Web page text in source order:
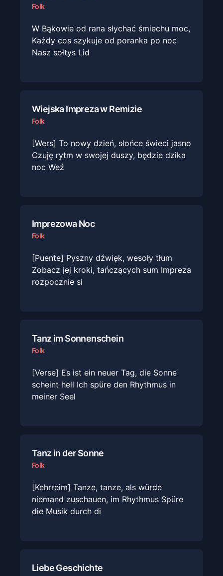
Folk
W Bąkowie od rana słychać śmiechu moc,
Każdy cos szykuje od poranka po noc
Nasz sołtys Lid
Wiejska Impreza w Remizie
Folk
[Wers] To nowy dzień, słońce świeci jasno
Czuję rytm w swojej duszy, będzie dzika
noc Weź
Imprezowa Noc
Folk
[Puente] Pyszny dźwięk, wesoły tłum
Zobacz jej kroki, tańczących sum Impreza
rozpocznie si
Tanz im Sonnenschein
Folk
[Verse] Es ist ein neuer Tag, die Sonne
scheint hell Ich spüre den Rhythmus in
meiner Seel
Tanz in der Sonne
Folk
[Kehrreim] Tanze, tanze, als würde
niemand zuschauen, im Rhythmus Spüre
die Musik durch di
Liebe Geschichte